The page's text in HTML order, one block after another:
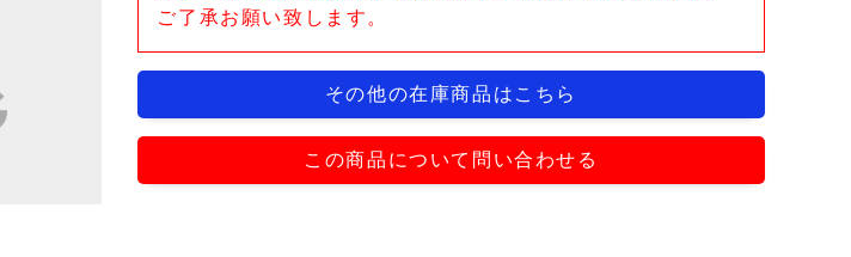
ご了承お願い致します。
その他の在庫商品はこちら
この商品について問い合わせる